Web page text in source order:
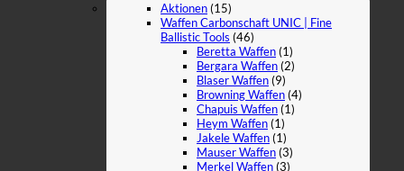
Aktionen(15)
Waffen Carbonschaft UNIC | Fine
Ballistic Tools (46)
Beretta Waffen(1)
Bergara Waffen(2)
Blaser Waffen(9)
Browning Waffen(4)
Chapuis Waffen(1)
Heym Waffen(1)
Jakele Waffen(1)
Mauser Waffen(3)
Merkel Waffen(3)